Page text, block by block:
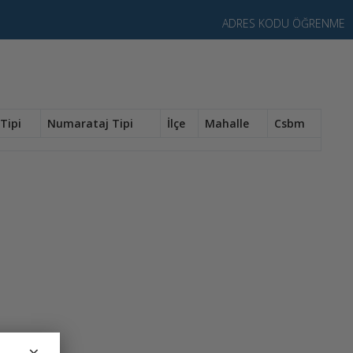
ADRES KODU ÖĞRENME
Numarataj Tipi İlçe Mahalle Csbm